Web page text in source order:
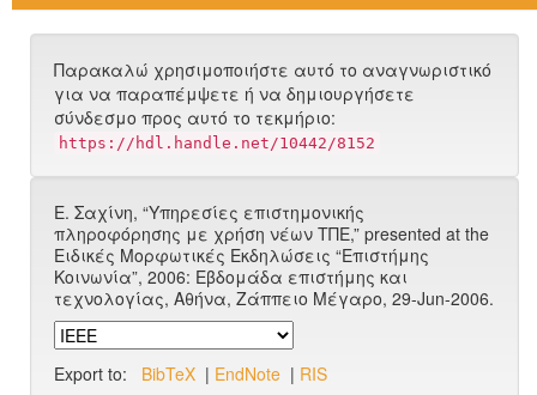
Παρακαλώ χρησιμοποιήστε αυτό το αναγνωριστικό
για να παραπέμψετε ή να δημιουργήσετε
σύνδεσμο προς αυτό το τεκμήριο:
https://hdl.handle.net/10442/8152
Ε. Σαχίνη, “Υπηρεσίες επιστημονικής
πληροφόρησης με χρήση νέων ΤΠΕ,” presented at the
Ειδικές Μορφωτικές Εκδηλώσεις “Επιστήμης
Κοινωνία”, 2006: Εβδομάδα επιστήμης και
τεχνολογίας, Αθήνα, Ζάππειο Μέγαρο, 29-Jun-2006.
Export to: BibTeX | EndNote | RIS